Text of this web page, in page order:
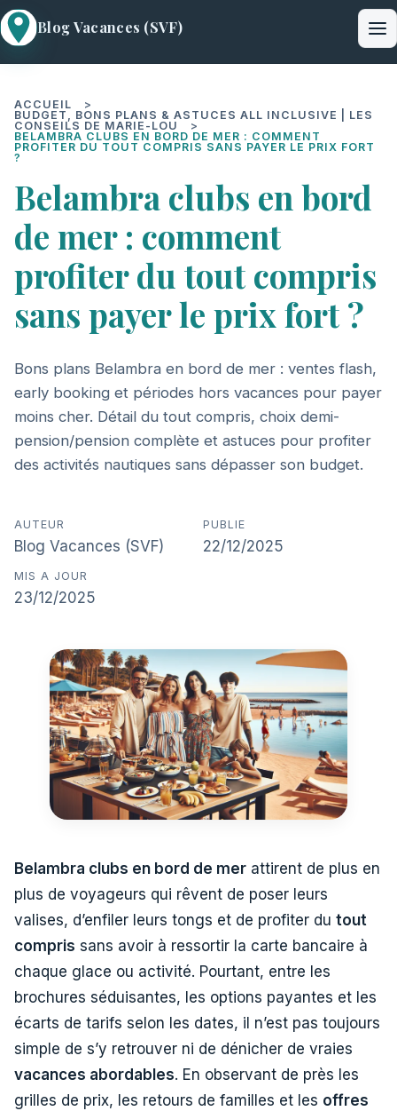
Blog Vacances (SVF)
ACCUEIL
BUDGET, BONS PLANS & ASTUCES ALL INCLUSIVE | LES
CONSEILS DE MARIE-LOU
BELAMBRA CLUBS EN BORD DE MER : COMMENT
PROFITER DU TOUT COMPRIS SANS PAYER LE PRIX FORT
?
Belambra clubs en bord
de mer : comment
profiter du tout compris
sans payer le prix fort ?
Bons plans Belambra en bord de mer : ventes flash,
early booking et périodes hors vacances pour payer
moins cher. Détail du tout compris, choix demi-
pension/pension complète et astuces pour profiter
des activités nautiques sans dépasser son budget.
AUTEUR
Blog Vacances (SVF)
PUBLIE
22/12/2025
MIS A JOUR
23/12/2025
Belambra clubs en bord de mer attirent de plus en
plus de voyageurs qui rêvent de poser leurs
valises, d’enfiler leurs tongs et de profiter du tout
compris sans avoir à ressortir la carte bancaire à
chaque glace ou activité. Pourtant, entre les
brochures séduisantes, les options payantes et les
écarts de tarifs selon les dates, il n’est pas toujours
simple de s’y retrouver ni de dénicher de vraies
vacances abordables. En observant de près les
grilles de prix, les retours de familles et les offres